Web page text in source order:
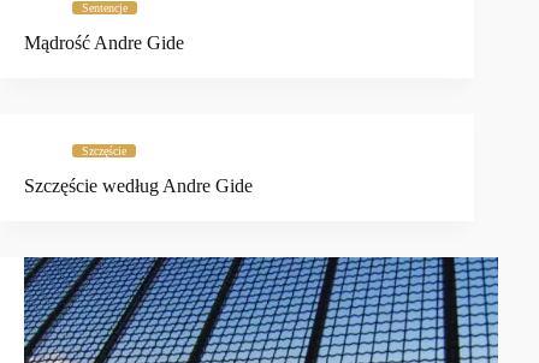
Sentencje
Mądrość Andre Gide
Szczęście
Szczęście według Andre Gide